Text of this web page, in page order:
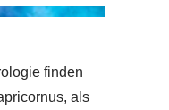
finden
als